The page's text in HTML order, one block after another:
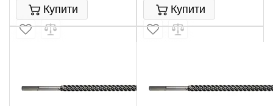
Купити Купити